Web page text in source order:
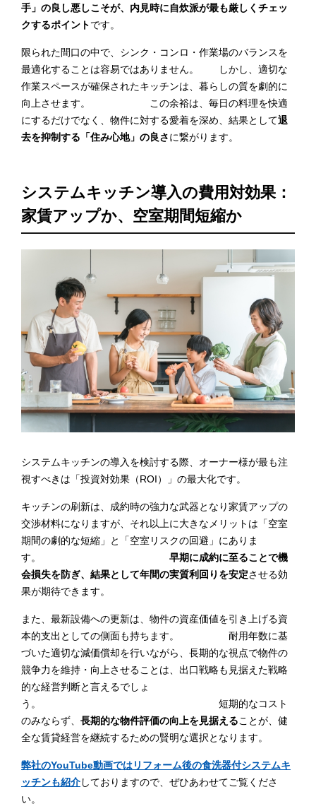
手」の良し悪しこそが、内見時に自炊派が最も厳しくチェッ
クするポイントです。
限られた間口の中で、シンク・コンロ・作業場のバランスを
最適化することは容易ではありません。 しかし、適切な
作業スペースが確保されたキッチンは、暮らしの質を劇的に
向上させます。 この余裕は、毎日の料理を快適
にするだけでなく、物件に対する愛着を深め、結果として退
去を抑制する「住み心地」の良さに繋がります。
システムキッチン導入の費用対効果：
家賃アップか、空室期間短縮か
システムキッチンの導入を検討する際、オーナー様が最も注
視すべきは「投資対効果（ROI）」の最大化です。
キッチンの刷新は、成約時の強力な武器となり家賃アップの
交渉材料になりますが、それ以上に大きなメリットは「空室
期間の劇的な短縮」と「空室リスクの回避」にありま
す。 早期に成約に至ることで機
会損失を防ぎ、結果として年間の実質利回りを安定させる効
果が期待できます。
また、最新設備への更新は、物件の資産価値を引き上げる資
本的支出としての側面も持ちます。 耐用年数に基
づいた適切な減価償却を行いながら、長期的な視点で物件の
競争力を維持・向上させることは、出口戦略も見据えた戦略
的な経営判断と言えるでしょ
う。 短期的なコスト
のみならず、 長期的な物件評価の向上を見据えることが、健
全な賃貸経営を継続するための賢明な選択となります。
弊社のYouTube動画ではリフォーム後の食洗器付システムキ
ッチンも紹介しておりますので、ぜひあわせてご覧くださ
い。